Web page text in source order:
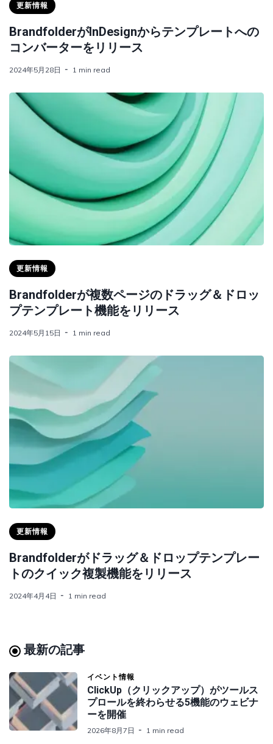
更新情報
BrandfolderがInDesignからテンプレートへの
コンバーターをリリース
2024年5月28日 1 min read
更新情報
Brandfolderが複数ページのドラッグ＆ドロッ
プテンプレート機能をリリース
2024年5月15日 1 min read
更新情報
Brandfolderがドラッグ＆ドロップテンプレー
トのクイック複製機能をリリース
2024年4月4日 1 min read
最新の記事
イベント情報
ClickUp（クリックアップ）がツールス
プロールを終わらせる5機能のウェビナ
ーを開催
2026年8月7日 1 min read